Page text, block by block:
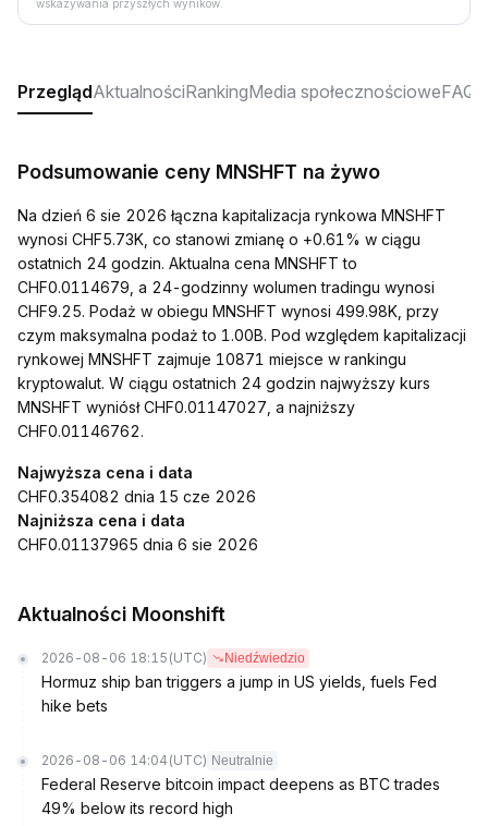
wskazywania przyszłych wyników.
PrzeglądAktualnościRankingMedia społecznościoweFAQ
Podsumowanie ceny MNSHFT na żywo
Na dzień 6 sie 2026 łączna kapitalizacja rynkowa MNSHFT
wynosi CHF5.73K, co stanowi zmianę o +0.61% w ciągu
ostatnich 24 godzin. Aktualna cena MNSHFT to
CHF0.0114679, a 24-godzinny wolumen tradingu wynosi
CHF9.25. Podaż w obiegu MNSHFT wynosi 499.98K, przy
czym maksymalna podaż to 1.00B. Pod względem kapitalizacji
rynkowej MNSHFT zajmuje 10871 miejsce w rankingu
kryptowalut. W ciągu ostatnich 24 godzin najwyższy kurs
MNSHFT wyniósł CHF0.01147027, a najniższy
CHF0.01146762.
Najwyższa cena i data
CHF0.354082 dnia 15 cze 2026
Najniższa cena i data
CHF0.01137965 dnia 6 sie 2026
Aktualności Moonshift
2026-08-06 18:15 (UTC) Niedźwiedzio
Hormuz ship ban triggers a jump in US yields, fuels Fed
hike bets
2026-08-06 14:04 (UTC) Neutralnie
Federal Reserve bitcoin impact deepens as BTC trades
49% below its record high